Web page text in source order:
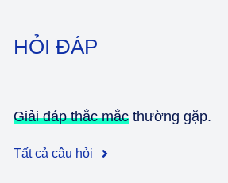
HỎI ĐÁP
Giải đáp thắc mắcthường gặp.
Tất cả câu hỏi